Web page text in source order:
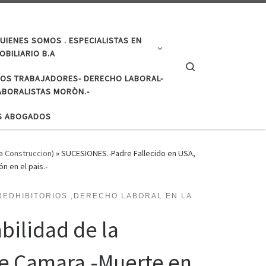
SOMOS . ESPECIALISTAS EN
B.A
TRABAJADORES- DERECHO LABORAL-
MORÒN.-
ABOGADOS
Construccion) »SUCESIONES.-Padre Fallecido en USA,
en el pais.-
,DERECHO LABORAL EN LA
de la